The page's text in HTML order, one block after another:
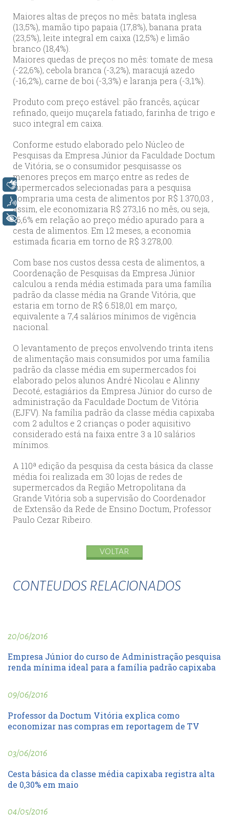
Maiores altas de preços no mês: batata inglesa
(13,5%), mamão tipo papaia (17,8%), banana prata
(23,5%), leite integral em caixa (12,5%) e limão
branco (18,4%).
Maiores quedas de preços no mês: tomate de mesa
(-22,6%), cebola branca (-3,2%), maracujá azedo
(-16,2%), carne de boi (-3,3%) e laranja pera (-3,1%).
Produto com preço estável: pão francês, açúcar
refinado, queijo muçarela fatiado, farinha de trigo e
suco integral em caixa.
Conforme estudo elaborado pelo Núcleo de
Pesquisas da Empresa Júnior da Faculdade Doctum
de Vitória, se o consumidor pesquisasse os
menores preços em março entre as redes de
supermercados selecionadas para a pesquisa
compraria uma cesta de alimentos por R$ 1.370,03 ,
assim, ele economizaria R$ 273,16 no mês, ou seja,
16,6% em relação ao preço médio apurado para a
cesta de alimentos. Em 12 meses, a economia
estimada ficaria em torno de R$ 3.278,00.
Com base nos custos dessa cesta de alimentos, a
Coordenação de Pesquisas da Empresa Júnior
calculou a renda média estimada para uma família
padrão da classe média na Grande Vitória, que
estaria em torno de R$ 6.518,01 em março,
equivalente a 7,4 salários mínimos de vigência
nacional.
O levantamento de preços envolvendo trinta itens
de alimentação mais consumidos por uma família
padrão da classe média em supermercados foi
elaborado pelos alunos André Nicolau e Alinny
Decoté, estagiários da Empresa Júnior do curso de
administração da Faculdade Doctum de Vitória
(EJFV). Na família padrão da classe média capixaba
com 2 adultos e 2 crianças o poder aquisitivo
considerado está na faixa entre 3 a 10 salários
mínimos.
A 110ª edição da pesquisa da cesta básica da classe
média foi realizada em 30 lojas de redes de
supermercados da Região Metropolitana da
Grande Vitória sob a supervisão do Coordenador
de Extensão da Rede de Ensino Doctum, Professor
Paulo Cezar Ribeiro.
VOLTAR
CONTEUDOS RELACIONADOS
20/06/2016
Empresa Júnior do curso de Administração pesquisa
renda mínima ideal para a família padrão capixaba
09/06/2016
Professor da Doctum Vitória explica como
economizar nas compras em reportagem de TV
03/06/2016
Cesta básica da classe média capixaba registra alta
de 0,30% em maio
04/05/2016
Libras
Voz
+ Acessibilidade